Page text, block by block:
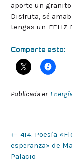
aporte un
Disfruta, sé
tengas un ¡FELIZ
Comparte esto:
Publicada en
Navegación
de
la
← 414. Poesía
esperanza» de
Palacio